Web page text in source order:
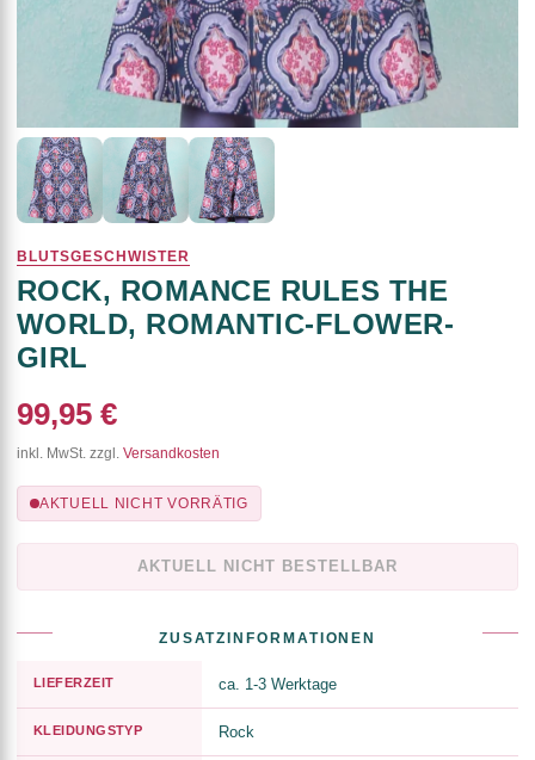
BLUTSGESCHWISTER
ROCK, ROMANCE RULES THE
WORLD, ROMANTIC-FLOWER-
GIRL
99,95 €
inkl. MwSt. zzgl. Versandkosten
AKTUELL NICHT VORRÄTIG
AKTUELL NICHT BESTELLBAR
ZUSATZINFORMATIONEN
LIEFERZEIT ca. 1-3 Werktage
KLEIDUNGSTYP Rock